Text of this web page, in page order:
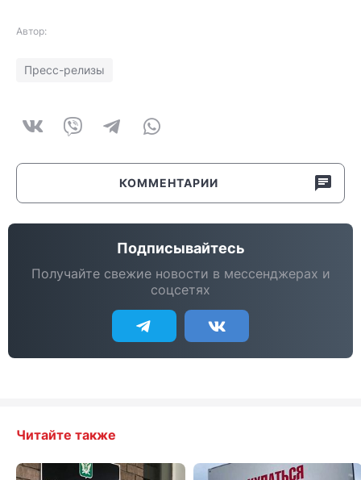
Автор:
Пресс-релизы
КОММЕНТАРИИ
Подписывайтесь
Получайте свежие новости в мессенджерах и
соцсетях
Читайте также